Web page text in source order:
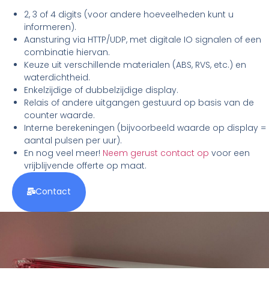
2, 3 of 4 digits (voor andere hoeveelheden kunt u
informeren).
Aansturing via HTTP/UDP, met digitale IO signalen of een
combinatie hiervan.
Keuze uit verschillende materialen (ABS, RVS, etc.) en
waterdichtheid.
Enkelzijdige of dubbelzijdige display.
Relais of andere uitgangen gestuurd op basis van de
counter waarde.
Interne berekeningen (bijvoorbeeld waarde op display =
aantal pulsen per uur).
En nog veel meer! Neem gerust contact op voor een
vrijblijvende offerte op maat.
Contact